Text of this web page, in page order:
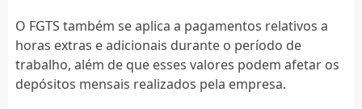
O FGTS também se aplica a pagamentos relativos a
horas extras e adicionais durante o período de
trabalho, além de que esses valores podem afetar os
depósitos mensais realizados pela empresa.